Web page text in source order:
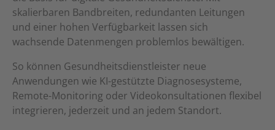
skalierbaren Bandbreiten, redundanten Leitungen
und einer hohen Verfügbarkeit lassen sich
wachsende Datenmengen problemlos bewältigen.
So können Gesundheitsdienstleister neue
Anwendungen wie KI-gestützte Diagnosesysteme,
Remote-Monitoring oder Videokonsultationen flexibel
integrieren, jederzeit und an jedem Standort.